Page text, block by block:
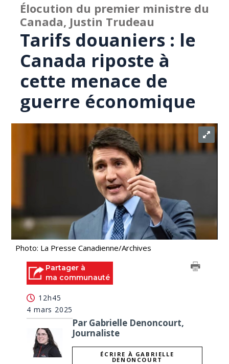
Élocution du premier ministre du
Canada, Justin Trudeau
Tarifs douaniers : le
Canada riposte à
cette menace de
guerre économique
Photo: La Presse Canadienne/Archives
Partager à
ma communauté
12h45
4 mars 2025
Par Gabrielle Denoncourt,
Journaliste
ÉCRIRE À GABRIELLE
DENONCOURT